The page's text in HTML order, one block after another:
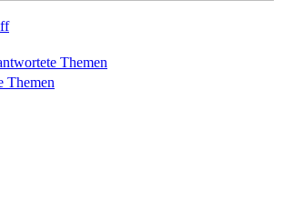
Themen
Themen